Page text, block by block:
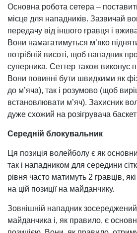
Основна робота сетера –
місце для нападників. Зазвичай
передачу від іншого гравця і
Вони намагатимуться м’яко
потрібній висоті, щоб нападник
суперника. Сеттер також виконує
Вони повинні бути швидкими як
до м’яча), так і розумово (щоб
встановлювати м’яч). Захисник
дуже схожий на розігрувача
Середній блокувальник
Ця позиція волейболу є як
так і нападником для середини
рівня часто матимуть 2 гравців,
на цій позиції на майданчику.
Зовнішній нападник зосереджений
майданчика і, як правило, є